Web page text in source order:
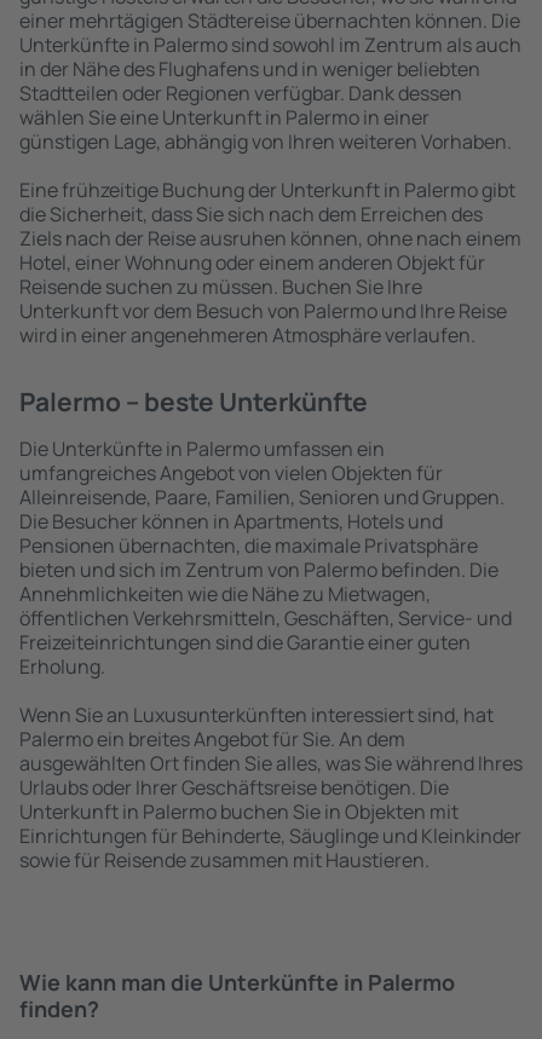
einer mehrtägigen Städtereise übernachten können. Die
Unterkünfte in Palermo sind sowohl im Zentrum als auch
in der Nähe des Flughafens und in weniger beliebten
Stadtteilen oder Regionen verfügbar. Dank dessen
wählen Sie eine Unterkunft in Palermo in einer
günstigen Lage, abhängig von Ihren weiteren Vorhaben.
Eine frühzeitige Buchung der Unterkunft in Palermo gibt
die Sicherheit, dass Sie sich nach dem Erreichen des
Ziels nach der Reise ausruhen können, ohne nach einem
Hotel, einer Wohnung oder einem anderen Objekt für
Reisende suchen zu müssen. Buchen Sie Ihre
Unterkunft vor dem Besuch von Palermo und Ihre Reise
wird in einer angenehmeren Atmosphäre verlaufen.
Palermo – beste Unterkünfte
Die Unterkünfte in Palermo umfassen ein
umfangreiches Angebot von vielen Objekten für
Alleinreisende, Paare, Familien, Senioren und Gruppen.
Die Besucher können in Apartments, Hotels und
Pensionen übernachten, die maximale Privatsphäre
bieten und sich im Zentrum von Palermo befinden. Die
Annehmlichkeiten wie die Nähe zu Mietwagen,
öffentlichen Verkehrsmitteln, Geschäften, Service- und
Freizeiteinrichtungen sind die Garantie einer guten
Erholung.
Wenn Sie an Luxusunterkünften interessiert sind, hat
Palermo ein breites Angebot für Sie. An dem
ausgewählten Ort finden Sie alles, was Sie während Ihres
Urlaubs oder Ihrer Geschäftsreise benötigen. Die
Unterkunft in Palermo buchen Sie in Objekten mit
Einrichtungen für Behinderte, Säuglinge und Kleinkinder
sowie für Reisende zusammen mit Haustieren.
Wie kann man die Unterkünfte in Palermo
finden?